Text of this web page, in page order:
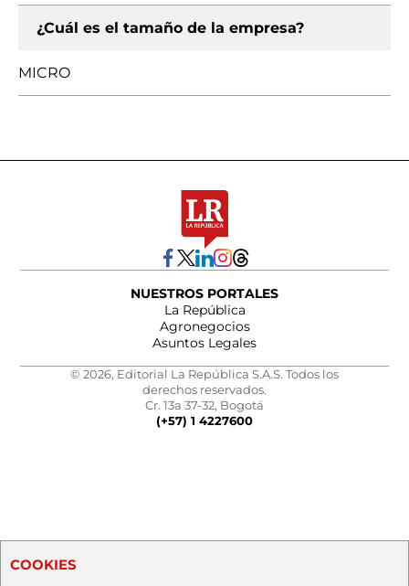
¿Cuál es el tamaño de la empresa?
MICRO
NUESTROS PORTALES
La República
Agronegocios
Asuntos Legales
© 2026, Editorial La República S.A.S. Todos los
derechos reservados.
Cr. 13a 37-32, Bogotá
(+57) 1 4227600
COOKIES